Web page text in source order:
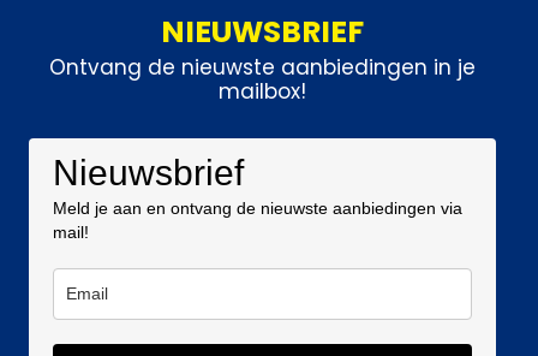
NIEUWSBRIEF
Ontvang de nieuwste aanbiedingen in je
mailbox!
Nieuwsbrief
Meld je aan en ontvang de nieuwste aanbiedingen via
mail!